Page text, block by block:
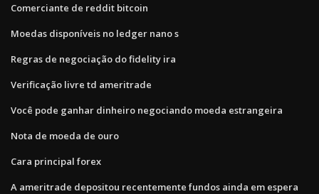
Comerciante de reddit bitcoin
Moedas disponíveis no ledger nano s
Regras de negociação do fidelity ira
Verificação livre td ameritrade
Você pode ganhar dinheiro negociando moeda estrangeira
Nota de moeda de ouro
Cara principal forex
A ameritrade depositou recentemente fundos ainda em espera